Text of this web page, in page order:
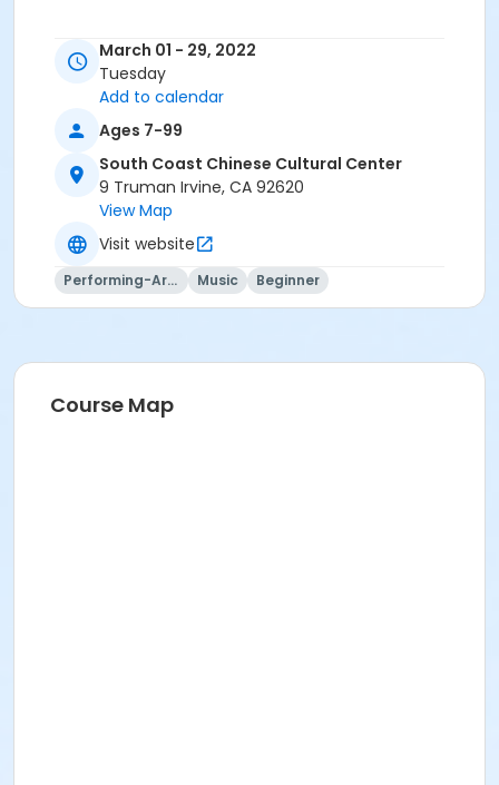
March 01 - 29, 2022
Tuesday
Add to calendar
Ages 7-99
South Coast Chinese Cultural Center
9 Truman Irvine, CA 92620
View Map
Visit website
Performing-Arts Music Beginner
Course Map